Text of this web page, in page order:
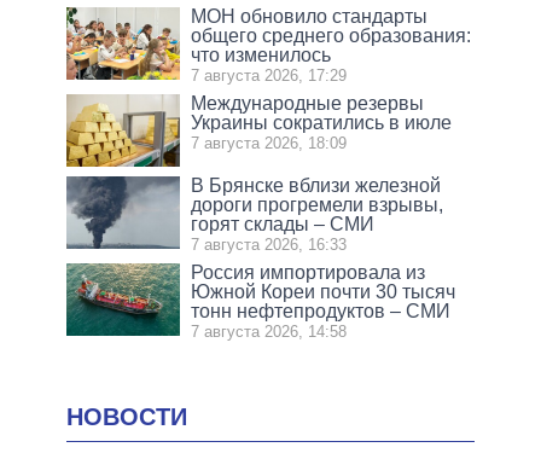
МОН обновило стандарты
общего среднего образования:
что изменилось
7 августа 2026, 17:29
Международные резервы
Украины сократились в июле
7 августа 2026, 18:09
В Брянске вблизи железной
дороги прогремели взрывы,
горят склады – СМИ
7 августа 2026, 16:33
Россия импортировала из
Южной Кореи почти 30 тысяч
тонн нефтепродуктов – СМИ
7 августа 2026, 14:58
НОВОСТИ